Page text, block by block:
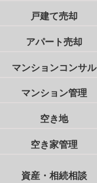
戸建て売却
アパート売却
マンションコンサル
マンション管理
空き地
空き家管理
資産・相続相談